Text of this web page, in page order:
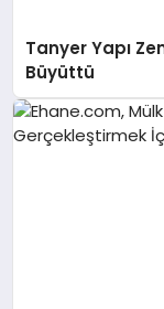
Tanyer Yapı
Büyüttü